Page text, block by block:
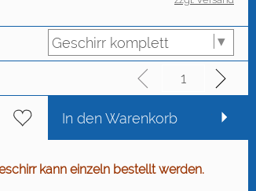
In den Warenkorb
kann einzeln bestellt werden.